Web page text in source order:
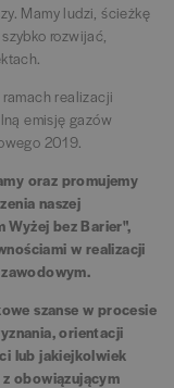
Mamy ludzi, ścieżkę
rozwijać,
realizacji
emisję gazów
2019.
oraz promujemy
naszej
Wyżej bez Barier",
w realizacji
szanse w procesie
orientacji
lub jakiejkolwiek
obowiązującym